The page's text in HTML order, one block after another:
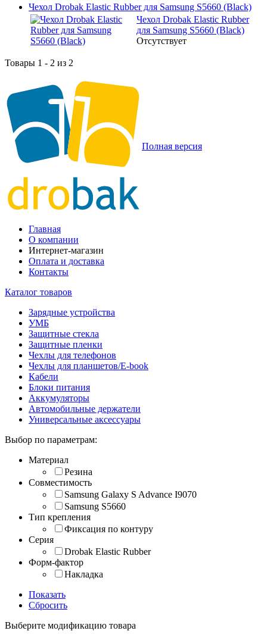
Чехол Drobak Elastic Rubber для Samsung S5660 (Black)
Чехол Drobak Elastic Rubber
для Samsung S5660 (Black)
Отсутствует
Товары 1 - 2 из 2
Полная версия
Главная
О компании
Интернет-магазин
Оплата и доставка
Контакты
Каталог товаров
Зарядные устройства
УМБ
Защитные стекла
Защитные пленки
Чехлы для телефонов
Чехлы для планшетов/E-book
Кабели
Блоки питания
Аккумуляторы
Автомобильные держатели
Универсальные аксессуары
Выбор по параметрам:
Материал
Резина
Совместимость
Samsung Galaxy S Advance I9070
Samsung S5660
Тип крепления
Фиксация по контуру
Серия
Drobak Elastic Rubber
Форм-фактор
Накладка
Показать
Сбросить
Выберите модификацию товара